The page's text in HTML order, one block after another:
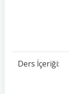
Ders İçeriği: